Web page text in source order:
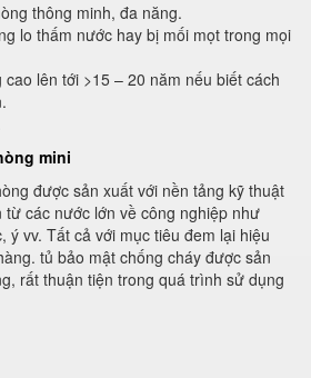
thông minh, đa năng.
lo thấm nước hay bị mối mọt trong mọi
lên tới >15 – 20 năm nếu biết cách
mini
được sản xuất với nền tảng kỹ thuật
từ các nước lớn về công nghiệp như
ý vv. Tất cả với mục tiêu đem lại hiệu
tủ bảo mật chống cháy được sản
rất thuận tiện trong quá trình sử dụng